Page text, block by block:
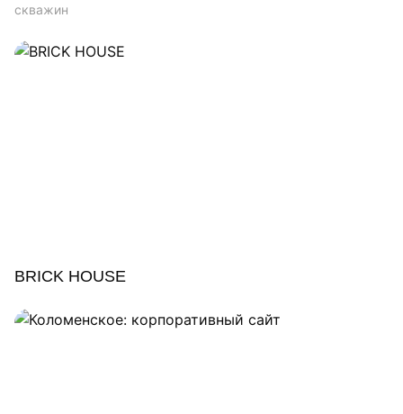
скважин
BRICK HOUSE